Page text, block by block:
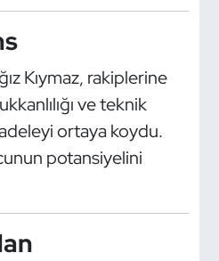
Kıymaz, rakiplerine
ve teknik
ortaya koydu.
potansiyelini